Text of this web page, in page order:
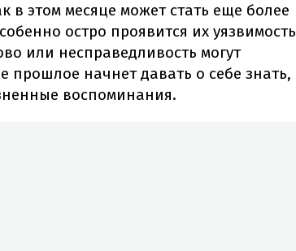
этом месяце может стать еще более
остро проявится их уязвимость
или несправедливость могут
прошлое начнет давать о себе знать,
воспоминания.